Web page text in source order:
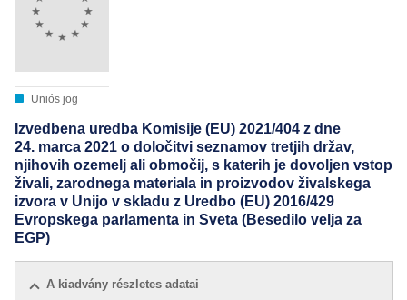
Uniós jog
Izvedbena uredba Komisije (EU) 2021/404 z dne
24. marca 2021 o določitvi seznamov tretjih držav,
njihovih ozemelj ali območij, s katerih je dovoljen vstop
živali, zarodnega materiala in proizvodov živalskega
izvora v Unijo v skladu z Uredbo (EU) 2016/429
Evropskega parlamenta in Sveta (Besedilo velja za
EGP)
A kiadvány részletes adatai